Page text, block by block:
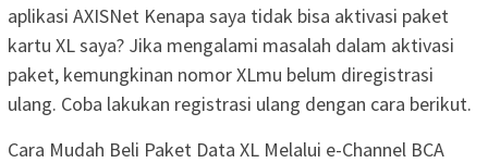
aplikasi AXISNet Kenapa saya tidak bisa aktivasi paket
kartu XL saya? Jika mengalami masalah dalam aktivasi
paket, kemungkinan nomor XLmu belum diregistrasi
ulang. Coba lakukan registrasi ulang dengan cara berikut.
Cara Mudah Beli Paket Data XL Melalui e-Channel BCA